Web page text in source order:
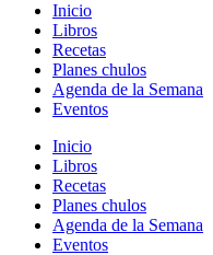
Inicio
Libros
Recetas
Planes chulos
Agenda de la Semana
Eventos
Inicio
Libros
Recetas
Planes chulos
Agenda de la Semana
Eventos